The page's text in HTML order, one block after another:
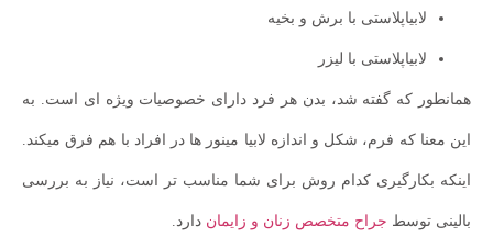
لابیاپلاستی با برش و بخیه
لابیاپلاستی با لیزر
همانطور که گفته شد، بدن هر فرد دارای خصوصیات ویژه ای است. به
این معنا که فرم، شکل و اندازه لابیا مینور ها در افراد با هم فرق میکند.
اینکه بکارگیری کدام روش برای شما مناسب تر است، نیاز به بررسی
بالینی توسط جراح متخصص زنان و زایمان دارد.